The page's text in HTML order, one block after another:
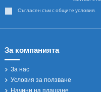
Бюро CORON -
капучино
Carmen
88,97 €